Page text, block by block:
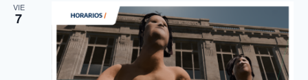
VIE
7